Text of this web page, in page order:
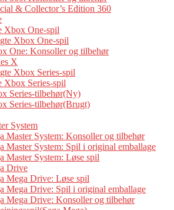
& Collector’s Edition 360
Xbox One-spil
Xbox One-spil
One: Konsoller og tilbehør
X
Xbox Series-spil
Xbox Series-spil
Series-tilbehør(Ny)
Series-tilbehør(Brugt)
System
Master System: Konsoller og tilbehør
Master System: Spil i original emballage
Master System: Løse spil
Drive
Mega Drive: Løse spil
Mega Drive: Spil i original emballage
Mega Drive: Konsoller og tilbehør